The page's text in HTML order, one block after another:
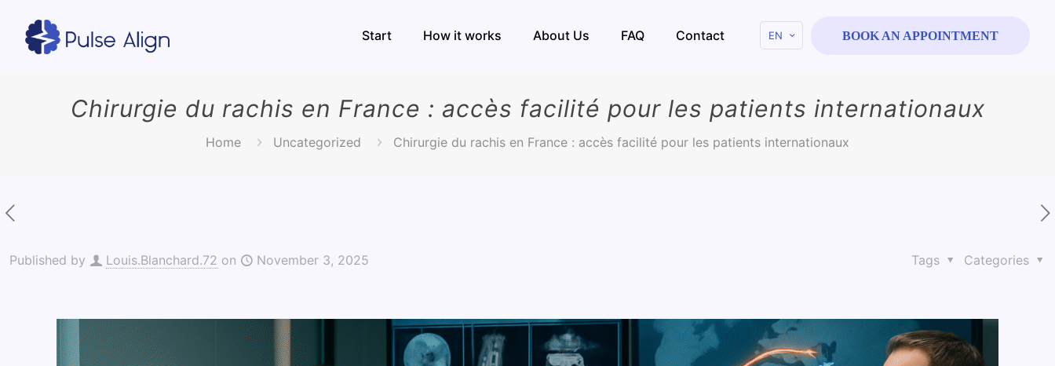
Start How it works About Us FAQ Contact EN BOOK AN APPOINTMENT
Chirurgie du rachis en France : accès facilité pour les patients internationaux
Home Uncategorized Chirurgie du rachis en France : accès facilité pour les patients internationaux
Published by Louis.Blanchard.72 on November 3, 2025 Categories
Tags